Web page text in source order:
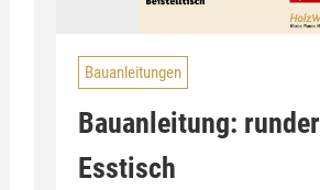
Bauanleitungen
Bauanleitung: runder
Esstisch